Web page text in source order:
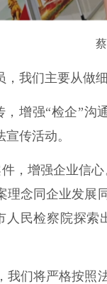
们主要从做细
强“检企”沟
传活动。
增强企业信心
理念同企业发展
人民检察院探
们将严格按照